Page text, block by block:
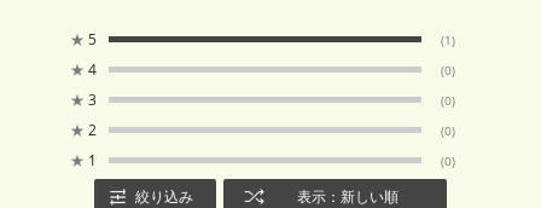
★ 5 (1)
★ 4 (0)
★ 3 (0)
★ 2 (0)
★ 1 (0)
絞り込み 表示：新しい順